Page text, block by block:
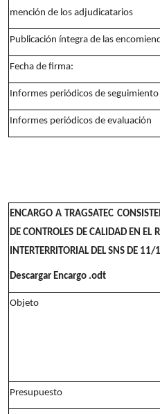
mención de los adjudicatarios
Publicación íntegra de las
Fecha de firma:
Informes periódicos de seguimiento
Informes periódicos de evaluación
ENCARGO A TRAGSATEC
DE CONTROLES DE CALIDAD EN EL
INTERTERRITORIAL DEL SNS DE
Descargar Encargo .odt
Objeto
Presupuesto